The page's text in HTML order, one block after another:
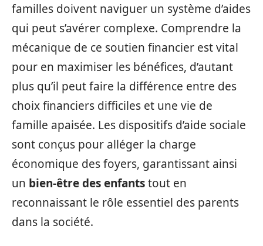
familles doivent naviguer un système d’aides
qui peut s’avérer complexe. Comprendre la
mécanique de ce soutien financier est vital
pour en maximiser les bénéfices, d’autant
plus qu’il peut faire la différence entre des
choix financiers difficiles et une vie de
famille apaisée. Les dispositifs d’aide sociale
sont conçus pour alléger la charge
économique des foyers, garantissant ainsi
un bien-être des enfantstout en
reconnaissant le rôle essentiel des parents
dans la société.